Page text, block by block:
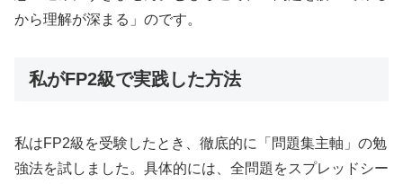
から理解が深まる」のです。
私がFP2級で実践した方法
私はFP2級を受験したとき、徹底的に「問題集主軸」の勉
強法を試しました。具体的には、全問題をスプレッドシー